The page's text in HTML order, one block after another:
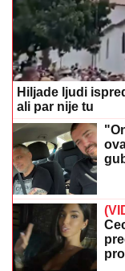
Hiljade ljudi
ali par nije tu